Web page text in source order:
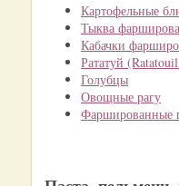
Картофельные
Тыква
Кабачки
Рататуй
Голубцы
Овощные рагу
Фаршированные